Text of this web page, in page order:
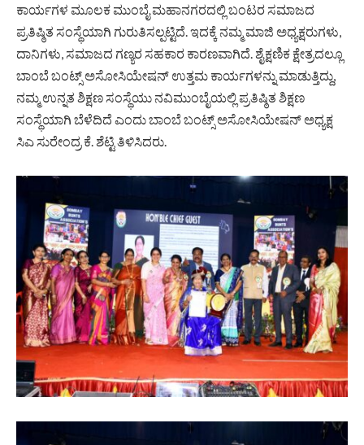
ಕಾರ್ಯಗಳ ಮೂಲಕ ಮುಂಬೈ ಮಹಾನಗರದಲ್ಲಿ ಬಂಟರ ಸಮಾಜದ
ಪ್ರತಿಷ್ಠಿತ ಸಂಸ್ಥೆಯಾಗಿ ಗುರುತಿಸಲ್ಪಟ್ಟಿದೆ. ಇದಕ್ಕೆ ನಮ್ಮ ಮಾಜಿ ಅಧ್ಯಕ್ಷರುಗಳು,
ದಾನಿಗಳು, ಸಮಾಜದ ಗಣ್ಯರ ಸಹಕಾರ ಕಾರಣವಾಗಿದೆ. ಶೈಕ್ಷಣಿಕ ಕ್ಷೇತ್ರದಲ್ಲೂ
ಬಾಂಬೆ ಬಂಟ್ಸ್ ಅಸೋಸಿಯೇಷನ್ ಉತ್ತಮ ಕಾರ್ಯಗಳನ್ನು ಮಾಡುತ್ತಿದ್ದು,
ನಮ್ಮ ಉನ್ನತ ಶಿಕ್ಷಣ ಸಂಸ್ಥೆಯು ನವಿಮುಂಬೈಯಲ್ಲಿ ಪ್ರತಿಷ್ಠಿತ ಶಿಕ್ಷಣ
ಸಂಸ್ಥೆಯಾಗಿ ಬೆಳೆದಿದೆ ಎಂದು ಬಾಂಬೆ ಬಂಟ್ಸ್ ಅಸೋಸಿಯೇಷನ್ ಅಧ್ಯಕ್ಷ
ಸಿಎ ಸುರೇಂದ್ರ ಕೆ. ಶೆಟ್ಟಿ ತಿಳಿಸಿದರು.